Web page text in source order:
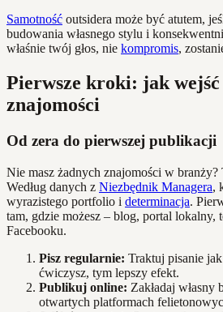
Samotność outsidera może być atutem,
budowania własnego stylu i
właśnie twój głos, nie kompromis,
Pierwsze kroki: jak wejść
znajomości
Od zera do pierwszej publikacji
Nie masz żadnych znajomości w branży?
Według danych z Niezbędnik Managera,
wyrazistego portfolio i determinacja.
tam, gdzie możesz – blog, portal lokalny,
Facebooku.
Pisz regularnie: Traktuj pisanie
ćwiczysz, tym lepszy efekt.
Publikuj online: Zakładaj
otwartych platformach